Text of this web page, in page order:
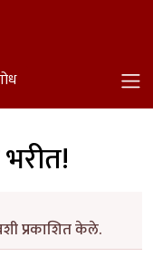
प्रकाशित केले.